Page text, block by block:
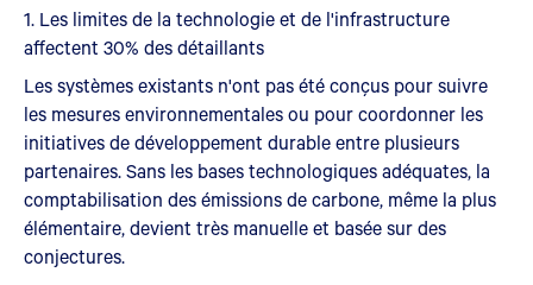
1. Les limites de la technologie et de l'infrastructure
affectent 30% des détaillants
Les systèmes existants n'ont pas été conçus pour suivre
les mesures environnementales ou pour coordonner les
initiatives de développement durable entre plusieurs
partenaires. Sans les bases technologiques adéquates, la
comptabilisation des émissions de carbone, même la plus
élémentaire, devient très manuelle et basée sur des
conjectures.